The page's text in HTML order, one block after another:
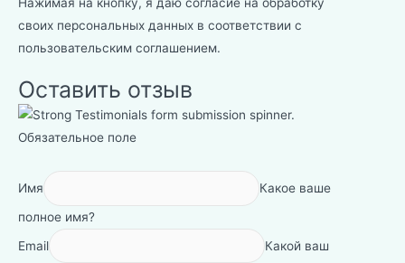
Нажимая на кнопку, я даю согласие на обработку
своих персональных данных в соответствии с
пользовательским соглашением.
Оставить отзыв
Обязательное поле
Имя
Какое ваше
полное имя?
Email
Какой ваш